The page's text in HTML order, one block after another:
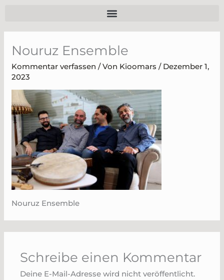
springen
Nouruz Ensemble
Kommentar verfassen / Von Kioomars/ Dezember 1,
2023
Nouruz Ensemble
Schreibe einen Kommentar
Deine E-Mail-Adresse wird nicht veröffentlicht.